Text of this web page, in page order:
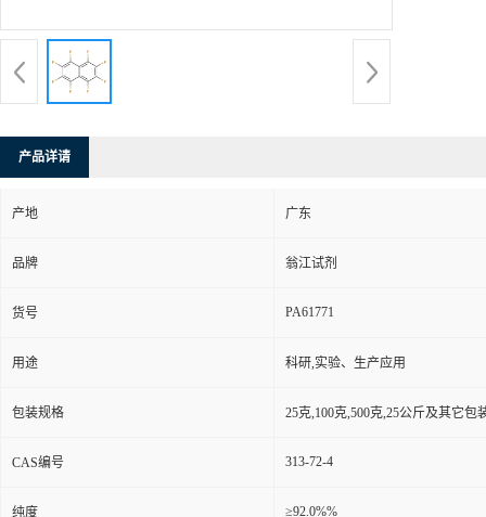
产品详请
产地 广东
品牌 翁江试剂
货号 PA61771
用途 科研,实验、生产应用
包装规格 25克,100克,500克,25公斤及其它包
CAS编号 313-72-4
纯度 ≥92.0%%